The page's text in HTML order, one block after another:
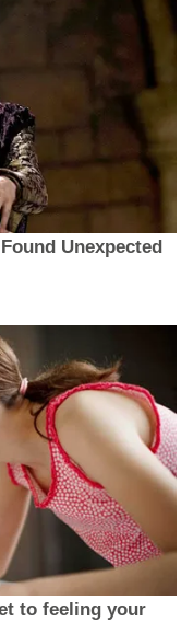
Unexpected
to feeling your